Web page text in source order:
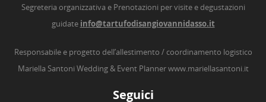
Segreteria organizzativa e Prenotazioni per visite e degustazioni
guidate info@tartufodisangiovannidasso.it
Responsabile e progetto dell’allestimento / coordinamento logistico
Mariella Santoni Wedding & Event Plannerwww.mariellasantoni.it
Seguici